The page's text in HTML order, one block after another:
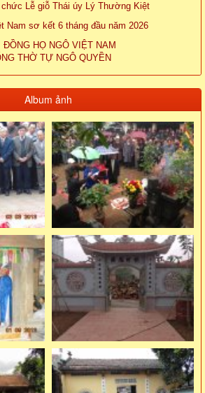
chức Lễ giỗ Thái úy Lý Thường Kiệt
Nam sơ kết 6 tháng đầu năm 2026
ĐỒNG HỌ NGÔ VIỆT NAM
THỜ TỰ NGÔ QUYỀN
Album ảnh